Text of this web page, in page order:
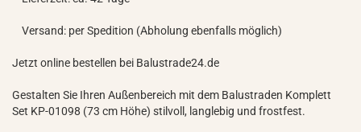
Versand: per Spedition (Abholung ebenfalls möglich)
Jetzt online bestellen bei Balustrade24.de
Gestalten Sie Ihren Außenbereich mit dem Balustraden Komplett
Set KP-01098 (73 cm Höhe) stilvoll, langlebig und frostfest.